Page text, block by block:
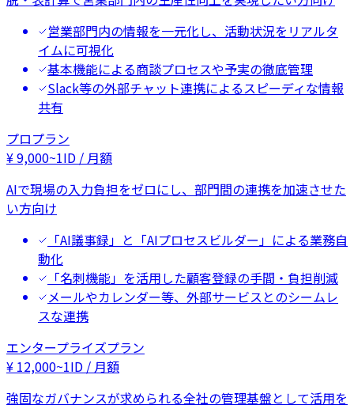
営業部門内の情報を一元化し、活動状況をリアルタ
イムに可視化
基本機能による商談プロセスや予実の徹底管理
Slack等の外部チャット連携によるスピーディな情報
共有
プロプラン
¥9,000~1ID / 月額
AIで現場の入力負担をゼロにし、部門間の連携を加速させた
い方向け
「AI議事録」と「AIプロセスビルダー」による業務自
動化
「名刺機能」を活用した顧客登録の手間・負担削減
メールやカレンダー等、外部サービスとのシームレ
スな連携
エンタープライズプラン
¥ 12,000~1ID / 月額
強固なガバナンスが求められる全社の管理基盤として活用を